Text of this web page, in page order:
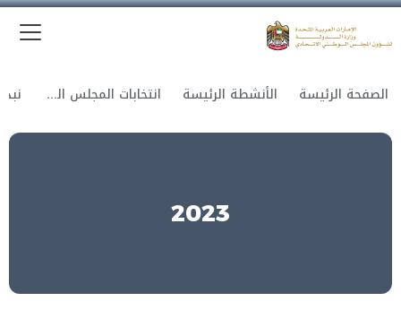
الصفحة الرئيسة الأنشطة الرئيسة انتخابات المجلس الوطني الاتحادي
2023